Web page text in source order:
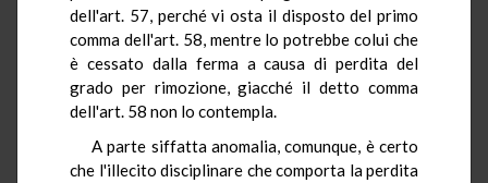
dell'art. 57, perché vi osta il disposto del primo
comma dell'art. 58, mentre lo potrebbe colui che
è cessato dalla ferma a causa di perdita del
grado per rimozione, giacché il detto comma
dell'art. 58 non lo contempla.
A parte siffatta anomalia, comunque, è certo
che l'illecito disciplinare che comporta la perdita